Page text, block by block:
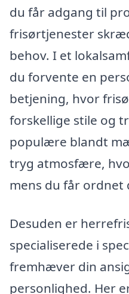
du får adgang til
frisørtjenester
behov. I et
du forvente en
betjening, hvor
forskellige stile og
populære blandt
tryg atmosfære,
mens du får ordnet
Desuden er
specialiserede i
fremhæver din
personlighed. Her